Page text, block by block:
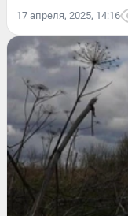
17 апреля, 2025, 14:16